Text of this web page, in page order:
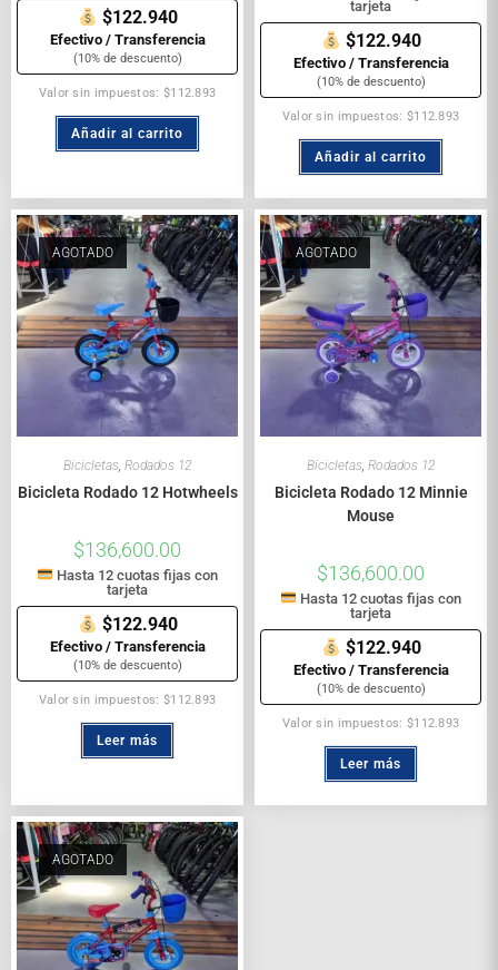
$122.940
Efectivo / Transferencia
(10% de descuento)
Valor sin impuestos: $112.893
Añadir al carrito
tarjeta
$122.940
Efectivo / Transferencia
(10% de descuento)
Valor sin impuestos: $112.893
Añadir al carrito
AGOTADO
Bicicletas, Rodados 12
Bicicleta Rodado 12 Hotwheels
$136,600.00
Hasta 12 cuotas fijas con
tarjeta
$122.940
Efectivo / Transferencia
(10% de descuento)
Valor sin impuestos: $112.893
Leer más
AGOTADO
Bicicletas, Rodados 12
Bicicleta Rodado 12 Minnie
Mouse
$136,600.00
Hasta 12 cuotas fijas con
tarjeta
$122.940
Efectivo / Transferencia
(10% de descuento)
Valor sin impuestos: $112.893
Leer más
AGOTADO